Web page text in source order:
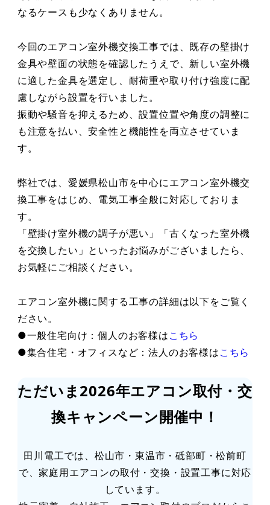
なるケースも少なくありません。
今回のエアコン室外機交換工事では、既存の壁掛け
金具や壁面の状態を確認したうえで、新しい室外機
に適した金具を選定し、耐荷重や取り付け強度に配
慮しながら設置を行いました。
振動や騒音を抑えるため、設置位置や角度の調整に
も注意を払い、安全性と機能性を両立させていま
す。
弊社では、愛媛県松山市を中心にエアコン室外機交
換工事をはじめ、電気工事全般に対応しておりま
す。
「壁掛け室外機の調子が悪い」「古くなった室外機
を交換したい」といったお悩みがございましたら、
お気軽にご相談ください。
エアコン室外機に関する工事の詳細は以下をご覧く
ださい。
●一般住宅向け：個人のお客様はこちら
●集合住宅・オフィスなど：法人のお客様はこちら
ただいま2026年エアコン取付・交
換キャンペーン開催中！
田川電工では、松山市・東温市・砥部町・松前町
で、家庭用エアコンの取付・交換・設置工事に対応
しています。